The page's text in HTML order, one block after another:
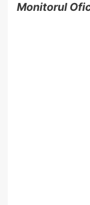
Monitorul